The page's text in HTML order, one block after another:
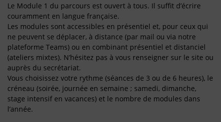
Le Module 1 du parcours est ouvert à tous. Il suffit d’écrire
couramment en langue française.
Les modules sont accessibles en présentiel et, pour ceux qui
ne peuvent se déplacer, à distance (par mail ou via notre
plateforme Teams) ou en combinant présentiel et distanciel
(ateliers mixtes). N’hésitez pas à vous renseigner sur le site ou
auprès du secrétariat.
Vous choisissez votre rythme (séances de 3 ou de 6 heures), le
créneau (soirée, journée en semaine ; samedi, dimanche,
stage intensif en vacances) et le nombre de modules dans
l’année.